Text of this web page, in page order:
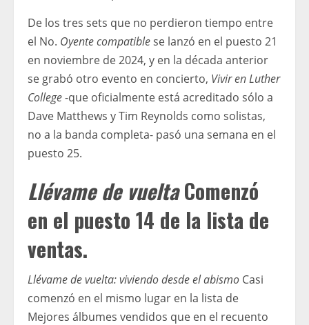
De los tres sets que no perdieron tiempo entre
el No. Oyente compatiblese lanzó en el puesto 21
en noviembre de 2024, y en la década anterior
se grabó otro evento en concierto, Vivir en Luther
College-que oficialmente está acreditado sólo a
Dave Matthews y Tim Reynolds como solistas,
no a la banda completa- pasó una semana en el
puesto 25.
Llévame de vueltaComenzó
en el puesto 14 de la lista de
ventas.
Llévame de vuelta: viviendo desde el abismo Casi
comenzó en el mismo lugar en la lista de
Mejores álbumes vendidos que en el recuento